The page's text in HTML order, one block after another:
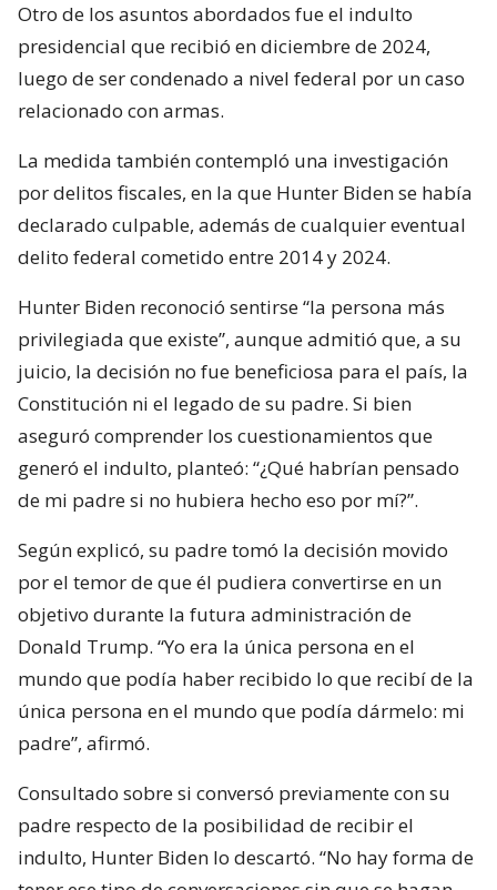
Otro de los asuntos abordados fue el indulto
presidencial que recibió en diciembre de 2024,
luego de ser condenado a nivel federal por un caso
relacionado con armas.
La medida también contempló una investigación
por delitos fiscales, en la que Hunter Biden se había
declarado culpable, además de cualquier eventual
delito federal cometido entre 2014 y 2024.
Hunter Biden reconoció sentirse “la persona más
privilegiada que existe”, aunque admitió que, a su
juicio, la decisión no fue beneficiosa para el país, la
Constitución ni el legado de su padre. Si bien
aseguró comprender los cuestionamientos que
generó el indulto, planteó: “¿Qué habrían pensado
de mi padre si no hubiera hecho eso por mí?”.
Según explicó, su padre tomó la decisión movido
por el temor de que él pudiera convertirse en un
objetivo durante la futura administración de
Donald Trump. “Yo era la única persona en el
mundo que podía haber recibido lo que recibí de la
única persona en el mundo que podía dármelo: mi
padre”, afirmó.
Consultado sobre si conversó previamente con su
padre respecto de la posibilidad de recibir el
indulto, Hunter Biden lo descartó. “No hay forma de